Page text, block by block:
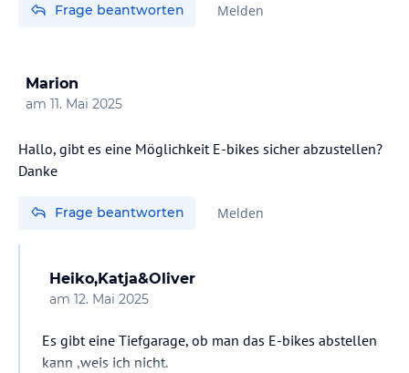
Frage beantworten Melden
Marion
am 11. Mai 2025
Hallo, gibt es eine Möglichkeit E-bikes sicher abzustellen?
Danke
Frage beantworten Melden
Heiko,Katja&Oliver
am 12. Mai 2025
Es gibt eine Tiefgarage, ob man das E-bikes abstellen
kann ,weis ich nicht.